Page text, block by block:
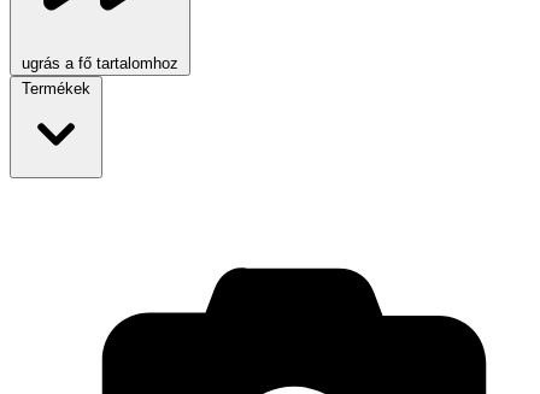
ugrás a fő tartalomhoz
Termékek